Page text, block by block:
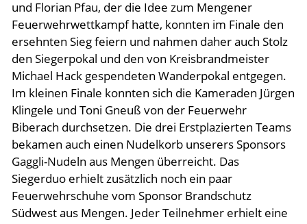
und Florian Pfau, der die Idee zum Mengener
Feuerwehrwettkampf hatte, konnten im Finale den
ersehnten Sieg feiern und nahmen daher auch Stolz
den Siegerpokal und den von Kreisbrandmeister
Michael Hack gespendeten Wanderpokal entgegen.
Im kleinen Finale konnten sich die Kameraden Jürgen
Klingele und Toni Gneuß von der Feuerwehr
Biberach durchsetzen. Die drei Erstplazierten Teams
bekamen auch einen Nudelkorb unserers Sponsors
Gaggli-Nudeln aus Mengen überreicht. Das
Siegerduo erhielt zusätzlich noch ein paar
Feuerwehrschuhe vom Sponsor Brandschutz
Südwest aus Mengen. Jeder Teilnehmer erhielt eine